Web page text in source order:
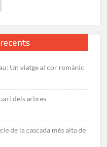
Un viatge al cor romànic
dels arbres
de la cascada més alta de